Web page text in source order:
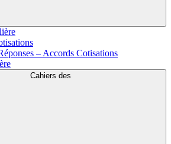
– Accords Cotisations
Cahiers des